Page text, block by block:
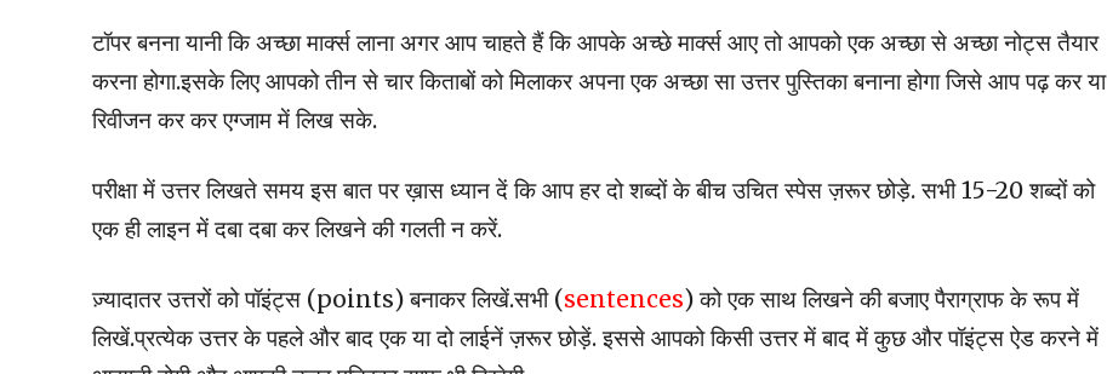
टॉपर बनना यानी कि अच्छा मार्क्स लाना अगर आप चाहते हैं कि आपके अच्छे मार्क्स आए तो आपको एक अच्छा से अच्छा नोट्स तैयार
करना होगा.इसके लिए आपको तीन से चार किताबों को मिलाकर अपना एक अच्छा सा उत्तर पुस्तिका बनाना होगा जिसे आप पढ़ कर या
रिवीजन कर कर एग्जाम में लिख सके.
परीक्षा में उत्तर लिखते समय इस बात पर ख़ास ध्यान दें कि आप हर दो शब्दों के बीच उचित स्पेस ज़रूर छोड़े. सभी 15-20 शब्दों को
एक ही लाइन में दबा दबा कर लिखने की गलती न करें.
ज़्यादातर उत्तरों को पॉइंट्स (points) बनाकर लिखें.सभी (sentences) को एक साथ लिखने की बजाए पैराग्राफ के रूप में
लिखें.प्रत्येक उत्तर के पहले और बाद एक या दो लाईनें ज़रूर छोड़ें. इससे आपको किसी उत्तर में बाद में कुछ और पॉइंट्स ऐड करने में